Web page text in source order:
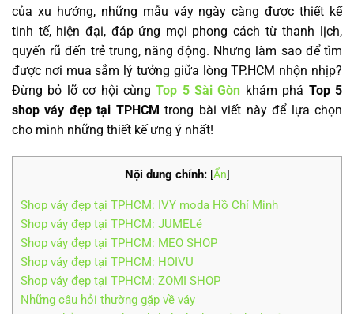
của xu hướng, những mẫu váy ngày càng được thiết kế
tinh tế, hiện đại, đáp ứng mọi phong cách từ thanh lịch,
quyến rũ đến trẻ trung, năng động. Nhưng làm sao để tìm
được nơi mua sắm lý tưởng giữa lòng TP.HCM nhộn nhịp?
Đừng bỏ lỡ cơ hội cùngTop 5 Sài Gòn khám phá Top 5
shop váy đẹp tại TPHCM trong bài viết này để lựa chọn
cho mình những thiết kế ưng ý nhất!
Nội dung chính: [Ẩn]
Shop váy đẹp tại TPHCM: IVY moda Hồ Chí Minh
Shop váy đẹp tại TPHCM: JUMELé
Shop váy đẹp tại TPHCM: MEO SHOP
Shop váy đẹp tại TPHCM: HOIVU
Shop váy đẹp tại TPHCM: ZOMI SHOP
Những câu hỏi thường gặp về váy